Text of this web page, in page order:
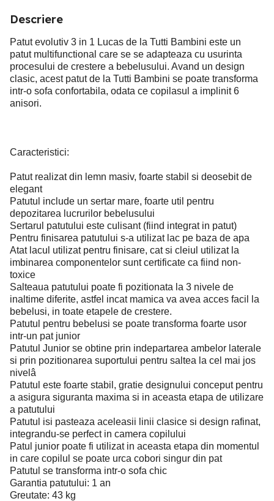
Descriere
Patut evolutiv 3 in 1 Lucas de la Tutti Bambini este un
patut multifunctional care se se adapteaza cu usurinta
procesului de crestere a bebelusului. Avand un design
clasic, acest patut de la Tutti Bambini se poate transforma
intr-o sofa confortabila, odata ce copilasul a implinit 6
anisori.
Caracteristici:
Patut realizat din lemn masiv, foarte stabil si deosebit de
elegant
Patutul include un sertar mare, foarte util pentru
depozitarea lucrurilor bebelusului
Sertarul patutului este culisant (fiind integrat in patut)
Pentru finisarea patutului s-a utilizat lac pe baza de apa
Atat lacul utilizat pentru finisare, cat si cleiul utilizat la
imbinarea componentelor sunt certificate ca fiind non-
toxice
Salteaua patutului poate fi pozitionata la 3 nivele de
inaltime diferite, astfel incat mamica va avea acces facil la
bebelusi, in toate etapele de crestere.
Patutul pentru bebelusi se poate transforma foarte usor
intr-un pat junior
Patutul Junior se obtine prin indepartarea ambelor laterale
si prin pozitionarea suportului pentru saltea la cel mai jos
nivelâ
Patutul este foarte stabil, gratie designului conceput pentru
a asigura siguranta maxima si in aceasta etapa de utilizare
a patutului
Patutul isi pasteaza aceleasii linii clasice si design rafinat,
integrandu-se perfect in camera copilului
Patul junior poate fi utilizat in aceasta etapa din momentul
in care copilul se poate urca cobori singur din pat
Patutul se transforma intr-o sofa chic
Garantia patutului: 1 an
Greutate: 43 kg